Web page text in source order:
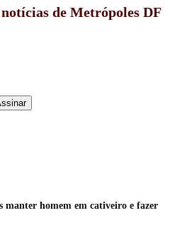
de Metrópoles DF
manter homem em cativeiro e fazer